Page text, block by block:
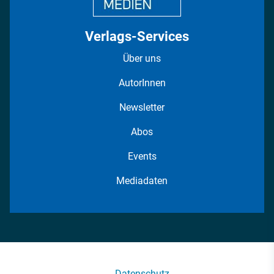
Verlags-Services
Über uns
AutorInnen
Newsletter
Abos
Events
Mediadaten